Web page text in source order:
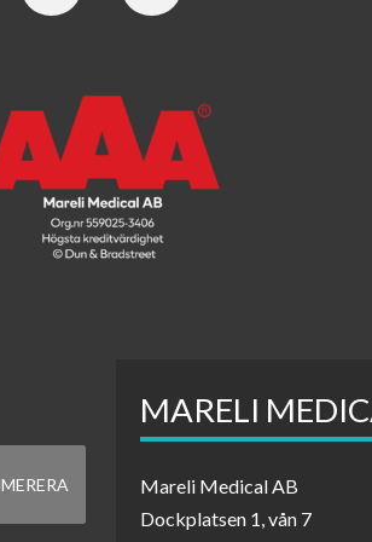
MARELI
Mareli Medical AB
Dockplatsen 1, vån 7